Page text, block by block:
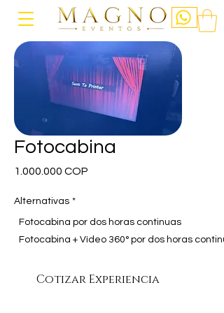
Fotocabina
1.000.000 COP
Alternativas *
Fotocabina por dos horas continuas
Fotocabina + Vídeo 360° por dos horas
Cotizar Experiencia